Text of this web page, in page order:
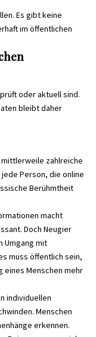
Es gibt keine
im öffentlichen
oder aktuell sind.
bleibt daher
mittlerweile zahlreiche
Person, die online
Berühmtheit
macht
Doch Neugier
Umgang mit
muss öffentlich sein,
eines Menschen mehr
individuellen
Menschen
erkennen.